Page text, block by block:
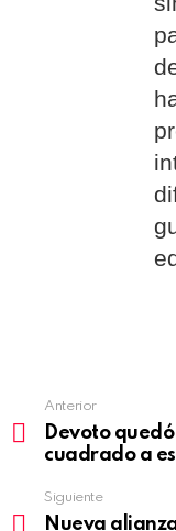
See
more
Anterior
Devoto
cuadrado a
Siguiente
Nueva